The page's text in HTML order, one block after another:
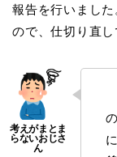
報告を行いまし
ので、仕切り直し
に